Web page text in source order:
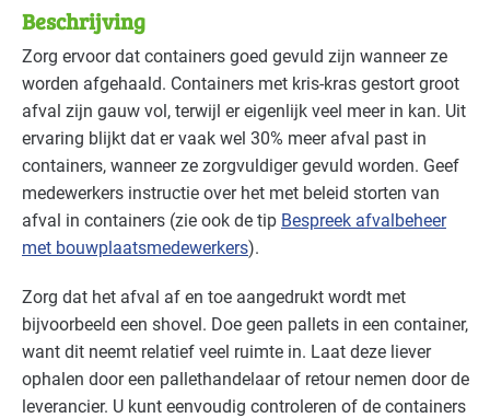
Bouw - schilders en onderhoud
Beschrijving
Zorg ervoor dat containers goed gevuld zijn wanneer ze
worden afgehaald. Containers met kris-kras gestort groot
afval zijn gauw vol, terwijl er eigenlijk veel meer in kan. Uit
ervaring blijkt dat er vaak wel 30% meer afval past in
containers, wanneer ze zorgvuldiger gevuld worden. Geef
medewerkers instructie over het met beleid storten van
afval in containers (zie ook de tip Bespreek afvalbeheer
met bouwplaats­medewerkers).
Zorg dat het afval af en toe aangedrukt wordt met
bijvoorbeeld een shovel. Doe geen pallets in een container,
want dit neemt relatief veel ruimte in. Laat deze liever
ophalen door een pallethandelaar of retour nemen door de
leverancier. U kunt eenvoudig controleren of de containers